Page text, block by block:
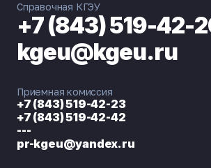
Справочная КГЭУ
+7 (843) 519-42-
kgeu@kgeu.ru
Приемная комиссия
+7 (843) 519-42-23
+7 (843) 519-42-42
---
pr-kgeu@yandex.ru